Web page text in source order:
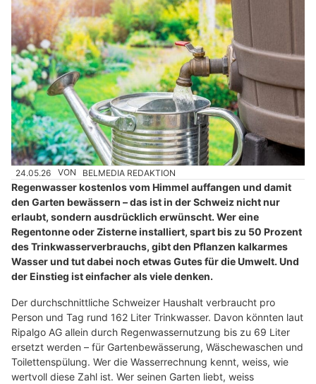
24.05.26 VON BELMEDIA REDAKTION
Regenwasser kostenlos vom Himmel auffangen und damit
den Garten bewässern – das ist in der Schweiz nicht nur
erlaubt, sondern ausdrücklich erwünscht. Wer eine
Regentonne oder Zisterne installiert, spart bis zu 50 Prozent
des Trinkwasserverbrauchs, gibt den Pflanzen kalkarmes
Wasser und tut dabei noch etwas Gutes für die Umwelt. Und
der Einstieg ist einfacher als viele denken.
Der durchschnittliche Schweizer Haushalt verbraucht pro
Person und Tag rund 162 Liter Trinkwasser. Davon könnten laut
Ripalgo AG allein durch Regenwassernutzung bis zu 69 Liter
ersetzt werden – für Gartenbewässerung, Wäschewaschen und
Toilettenspülung. Wer die Wasserrechnung kennt, weiss, wie
wertvoll diese Zahl ist. Wer seinen Garten liebt, weiss